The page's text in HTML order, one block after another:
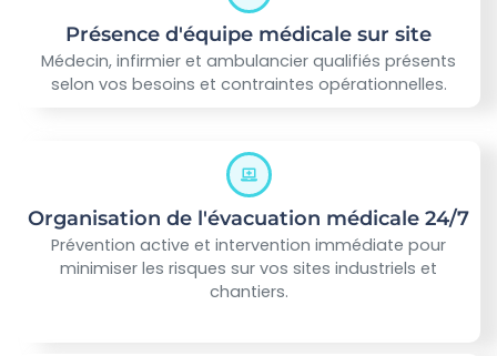
Présence d'équipe médicale sur site
Médecin, infirmier et ambulancier qualifiés présents
selon vos besoins et contraintes opérationnelles.
Organisation de l'évacuation médicale 24/7
Prévention active et intervention immédiate pour
minimiser les risques sur vos sites industriels et
chantiers.